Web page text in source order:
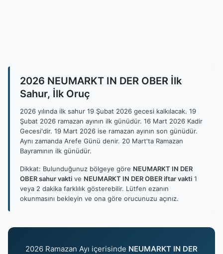
2026 NEUMARKT IN DER OBER İlk
Sahur, İlk Oruç
2026 yılında ilk sahur 19 Şubat 2026 gecesi kalkılacak. 19
Şubat 2026 ramazan ayının ilk günüdür. 16 Mart 2026 Kadir
Gecesi'dir. 19 Mart 2026 ise ramazan ayının son günüdür.
Aynı zamanda Arefe Günü denir. 20 Mart'ta Ramazan
Bayramının ilk günüdür.
Dikkat: Bulunduğunuz bölgeye göre NEUMARKT IN DER
OBER sahur vakti ve NEUMARKT IN DER OBER iftar vakti 1
veya 2 dakika farklılık gösterebilir. Lütfen ezanın
okunmasını bekleyin ve ona göre orucunuzu açınız.
2026 Ramazan Ayı içerisinde NEUMARKT IN DER